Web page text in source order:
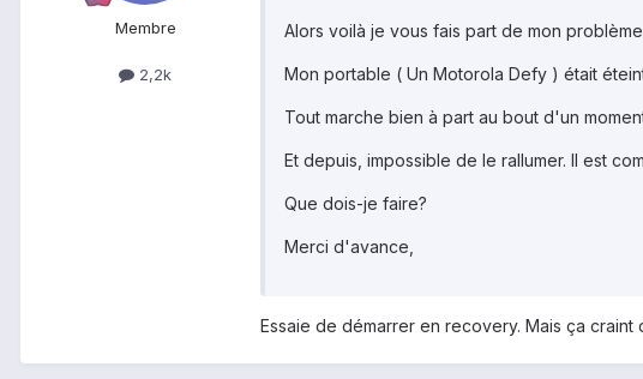
Membre
2,2k
Alors voilà je vous fais part de mon
Mon portable ( Un Motorola Defy ) était
Tout marche bien à part au bout d'un
Et depuis, impossible de le rallumer. Il est
Que dois-je faire?
Merci d'avance,
Essaie de démarrer en recovery. Mais ça